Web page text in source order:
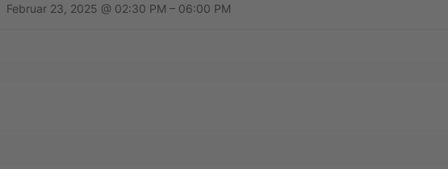
Februar 23, 2025 @ 02:30 PM – 06:00 PM